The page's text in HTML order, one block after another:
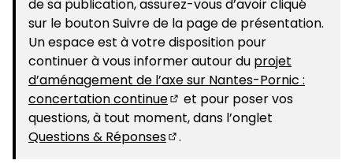
de sa publication, assurez-vous d’avoir cliqué
sur le bouton Suivre de la page de présentation.
Un espace est à votre disposition pour
continuer à vous informer autour du projet
d’aménagement de l’axe sur Nantes-Pornic :
concertation continue
(S'ouvre dans un nouvel
et pour poser vos
questions, à tout moment, dans l’onglet
Questions & Réponses
.